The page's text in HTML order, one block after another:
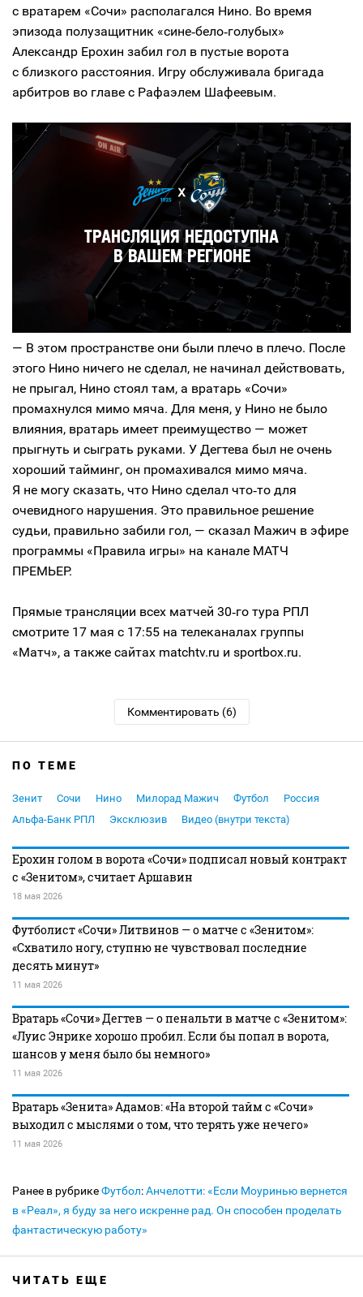
с вратарем «Сочи» располагался Нино. Во время
эпизода полузащитник «сине‑бело‑голубых»
Александр Ерохин забил гол в пустые ворота
с близкого расстояния. Игру обслуживала бригада
арбитров во главе с Рафаэлем Шафеевым.
— В этом пространстве они были плечо в плечо. После
этого Нино ничего не сделал, не начинал действовать,
не прыгал, Нино стоял там, а вратарь «Сочи»
промахнулся мимо мяча. Для меня, у Нино не было
влияния, вратарь имеет преимущество — может
прыгнуть и сыграть руками. У Дегтева был не очень
хороший тайминг, он промахивался мимо мяча.
Я не могу сказать, что Нино сделал что‑то для
очевидного нарушения. Это правильное решение
судьи, правильно забили гол, — сказал Мажич в эфире
программы «Правила игры» на канале МАТЧ
ПРЕМЬЕР.
Прямые трансляции всех матчей 30‑го тура РПЛ
смотрите 17 мая с 17:55 на телеканалах группы
«Матч», а также сайтах matchtv.ru и sportbox.ru.
Комментировать (6)
ПО ТЕМЕ
Зенит Сочи Нино Милорад Мажич Футбол
Россия
Альфа-Банк РПЛ
Эксклюзив Видео (внутри текста)
Ерохин голом в ворота «Сочи» подписал новый контракт
с «Зенитом», считает Аршавин
18 мая 2026
Футболист «Сочи» Литвинов — о матче с «Зенитом»:
«Схватило ногу, ступню не чувствовал последние
десять минут»
11 мая 2026
Вратарь «Сочи» Дегтев — о пенальти в матче с «Зенитом»:
«Луис Энрике хорошо пробил. Если бы попал в ворота,
шансов у меня было бы немного»
11 мая 2026
Вратарь «Зенита» Адамов: «На второй тайм с «Сочи»
выходил с мыслями о том, что терять уже нечего»
11 мая 2026
Ранее в рубрикеФутбол:Анчелотти: «Если Моуринью вернется
в «Реал», я буду за него искренне рад. Он способен проделать
фантастическую работу»
ЧИТАТЬ ЕЩЕ